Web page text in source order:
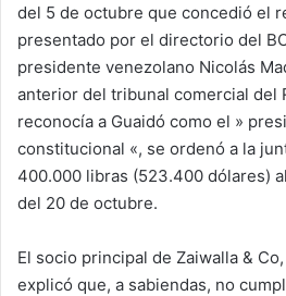
del 5 de octubre que concedió el
presentado por el directorio del
presidente venezolano Nicolás
anterior del tribunal comercial del
reconocía a Guaidó como el »
constitucional «, se ordenó a la
400.000 libras (523.400 dólares)
del 20 de octubre.
El socio principal de Zaiwalla &
explicó que, a sabiendas, no